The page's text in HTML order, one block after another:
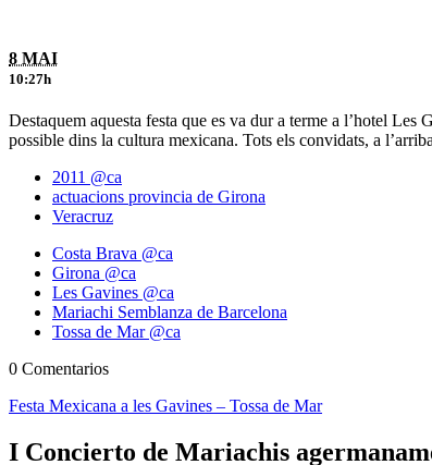
8 MAI
10:27h
Destaquem aquesta festa que es va dur a terme a l’hotel
possible dins la cultura mexicana. Tots els convidats, a
2011 @ca
actuacions provincia de Girona
Veracruz
Costa Brava @ca
Girona @ca
Les Gavines @ca
Mariachi Semblanza de Barcelona
Tossa de Mar @ca
0 Comentarios
Festa Mexicana a les Gavines – Tossa de Mar
I Concierto de Mariachis